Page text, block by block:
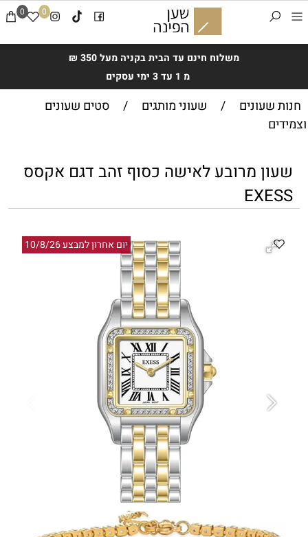
משלוח חינם עד הבית בקניה מעל 350 ₪
מ 1 עד 3 ימי עסקים
0 0
חנות שעונים / שעוני מותגים /
סטים שעונים
וצמידים
שעון מרובע לאישה כסוף זהב דגם אקסס
EXESS
יום אחרון למבצע 10/8/26